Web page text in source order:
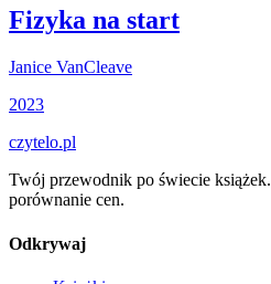
Fizyka na start
Janice VanCleave
2023
czytelo.pl
Twój przewodnik po świecie
porównanie cen.
Odkrywaj